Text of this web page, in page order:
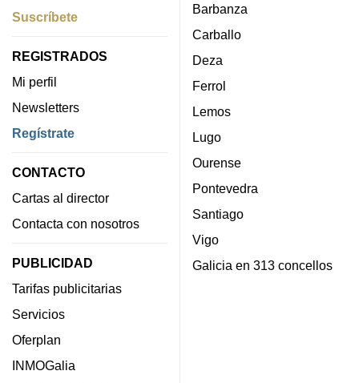
Suscríbete
REGISTRADOS
Mi perfil
Newsletters
Regístrate
CONTACTO
Cartas al director
Contacta con nosotros
PUBLICIDAD
Tarifas publicitarias
Servicios
Oferplan
INMOGalia
Barbanza
Carballo
Deza
Ferrol
Lemos
Lugo
Ourense
Pontevedra
Santiago
Vigo
Galicia en 313 concellos